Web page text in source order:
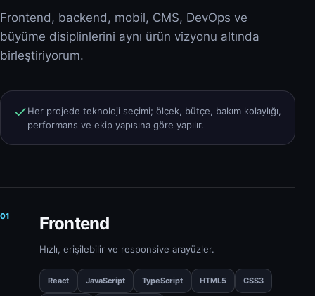
Frontend, backend, mobil, CMS, DevOps ve
büyüme disiplinlerini aynı ürün vizyonu altında
birleştiriyorum.
Her projede teknoloji seçimi; ölçek, bütçe, bakım kolaylığı,
performans ve ekip yapısına göre yapılır.
01 Frontend
Hızlı, erişilebilir ve responsive arayüzler.
React JavaScript TypeScript HTML5 CSS3